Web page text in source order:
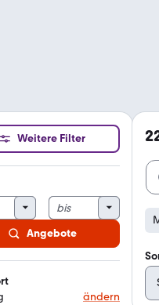
Weitere Filter
Angebote
ändern